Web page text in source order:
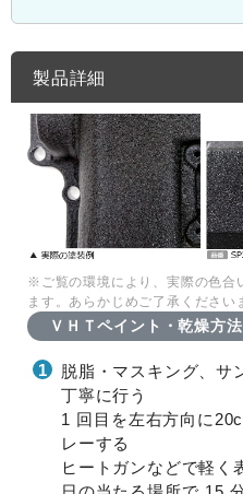
製品詳細
※ご覧の環境により、実際の色合
ます。あらかじめご了承ください
ＶＨＴペイント・乾燥方法
脱脂・マスキング、サ
丁寧に行う
1 回目を左右方向に
レーする
ヒートガンなどで軽く